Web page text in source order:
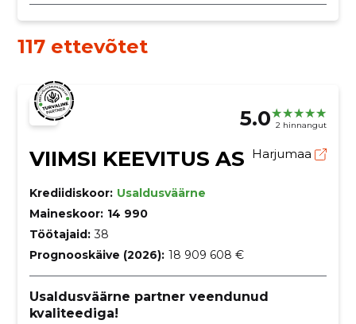
117 ettevõtet
5.0 2 hinnangut
VIIMSI KEEVITUS AS Harjumaa
Krediidiskoor: Usaldusväärne
Maineskoor: 14 990
Töötajaid: 38
Prognooskäive (2026): 18 909 608 €
Usaldusväärne partner veendunud
kvaliteediga!